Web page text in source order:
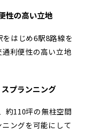
性の高い立地
をはじめ6駅8路線を
利便性の高い立地
プランニング
約110坪の無柱空間
ングを可能にして